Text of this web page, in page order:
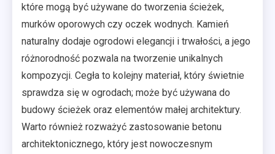
które mogą być używane do tworzenia ścieżek,
murków oporowych czy oczek wodnych. Kamień
naturalny dodaje ogrodowi elegancji i trwałości, a jego
różnorodność pozwala na tworzenie unikalnych
kompozycji. Cegła to kolejny materiał, który świetnie
sprawdza się w ogrodach; może być używana do
budowy ścieżek oraz elementów małej architektury.
Warto również rozważyć zastosowanie betonu
architektonicznego, który jest nowoczesnym